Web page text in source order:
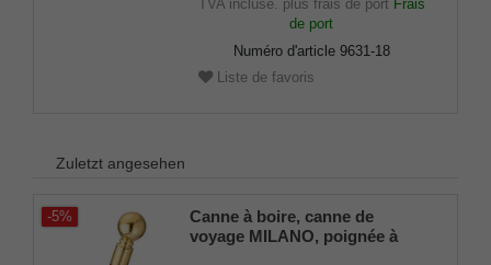
TVA incluse. plus frais de port Frais
de port
Numéro d'article 9631-18
Liste de favoris
Zuletzt angesehen
-5%
Canne à boire, canne de
voyage MILANO, poignée à